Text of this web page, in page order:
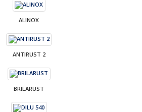
ALINOX
ANTIRUST 2
BRILARUST